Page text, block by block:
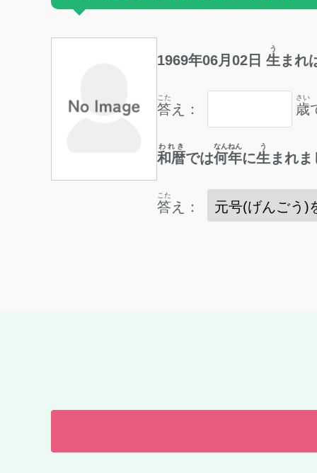
1969年06月 02 日 生
う
まれ
答
こた
え： 歳
さい
和暦
われき
では何年
なんねん
に生
う
まれま
答
こた
え：